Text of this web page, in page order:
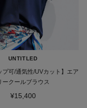
UNTITLED
プ可/通気性/UVカット】エア
ークールブラウス
¥15,400